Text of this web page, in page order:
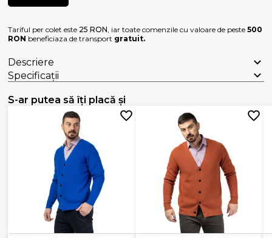
Tariful per colet este 25 RON, iar toate comenzile cu valoare de peste500
RON beneficiaza de transport gratuit.
Descriere
Specificații
S-ar putea să îți placă și